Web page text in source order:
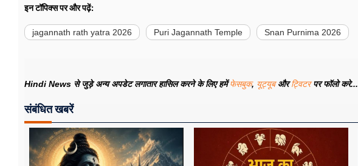
इन टॉपिक्स पर और पढ़ें:
jagannath rath yatra 2026 Puri Jagannath Temple Snan Purnima 2026
Hindi News से जुड़े अन्य अपडेट लगातार हासिल करने के लिए हमेंफेसबुक, यूट्यूबऔरट्विटरपर फॉलो करे...
संबंधित खबरें